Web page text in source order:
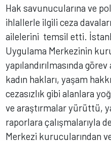
Hak savunucularına ve
ihlallerle ilgili ceza
ailelerini temsil etti.
Uygulama Merkezinin
yapılandırılmasında
kadın hakları, yaşam
cezasızlık gibi alanlara
ve araştırmalar yürüttü,
raporlara çalışmalarıyla
Merkezi kurucularından